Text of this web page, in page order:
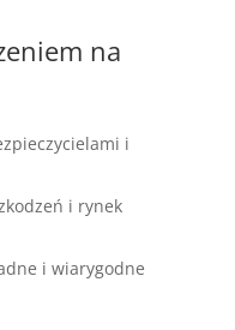
na
i
i rynek
i wiarygodne